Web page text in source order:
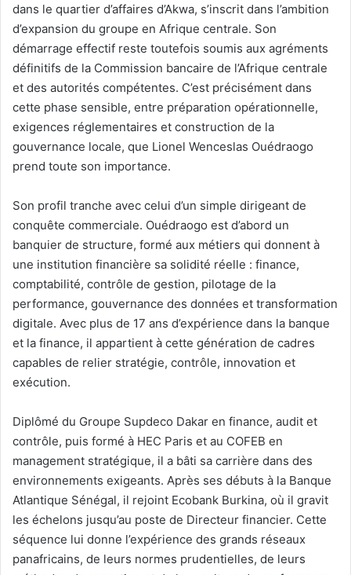
dans le quartier d’affaires d’Akwa, s’inscrit dans l’ambition
d’expansion du groupe en Afrique centrale. Son
démarrage effectif reste toutefois soumis aux agréments
définitifs de la Commission bancaire de l’Afrique centrale
et des autorités compétentes. C’est précisément dans
cette phase sensible, entre préparation opérationnelle,
exigences réglementaires et construction de la
gouvernance locale, que Lionel Wenceslas Ouédraogo
prend toute son importance.
Son profil tranche avec celui d’un simple dirigeant de
conquête commerciale. Ouédraogo est d’abord un
banquier de structure, formé aux métiers qui donnent à
une institution financière sa solidité réelle : finance,
comptabilité, contrôle de gestion, pilotage de la
performance, gouvernance des données et transformation
digitale. Avec plus de 17 ans d’expérience dans la banque
et la finance, il appartient à cette génération de cadres
capables de relier stratégie, contrôle, innovation et
exécution.
Diplômé du Groupe Supdeco Dakar en finance, audit et
contrôle, puis formé à HEC Paris et au COFEB en
management stratégique, il a bâti sa carrière dans des
environnements exigeants. Après ses débuts à la Banque
Atlantique Sénégal, il rejoint Ecobank Burkina, où il gravit
les échelons jusqu’au poste de Directeur financier. Cette
séquence lui donne l’expérience des grands réseaux
panafricains, de leurs normes prudentielles, de leurs